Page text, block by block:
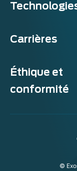
Carrières
Éthique et
conformité
©